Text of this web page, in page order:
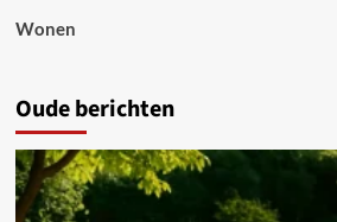
Wonen
Oude berichten